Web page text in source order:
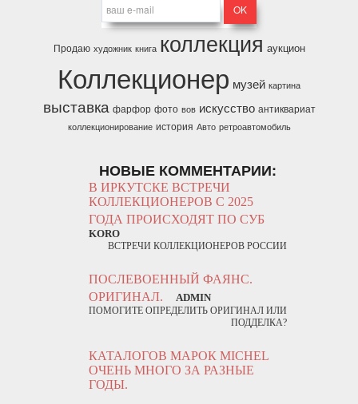
Продаю художник книга коллекция аукцион
Коллекционер музей картина
выставка фарфор фото вов искусство антиквариат
коллекционирование история Авто ретроавтомобиль
НОВЫЕ КОММЕНТАРИИ:
В ИРКУТСКЕ ВСТРЕЧИ
КОЛЛЕКЦИОНЕРОВ С 2025
ГОДА ПРОИСХОДЯТ ПО СУБ
KORO
ВСТРЕЧИ КОЛЛЕКЦИОНЕРОВ РОССИИ
ПОСЛЕВОЕННЫЙ ФАЯНС.
ОРИГИНАЛ.
ADMIN
ПОМОГИТЕ ОПРЕДЕЛИТЬ ОРИГИНАЛ ИЛИ
ПОДДЕЛКА?
КАТАЛОГОВ МАРОК MICHEL
ОЧЕНЬ МНОГО ЗА РАЗНЫЕ
ГОДЫ.